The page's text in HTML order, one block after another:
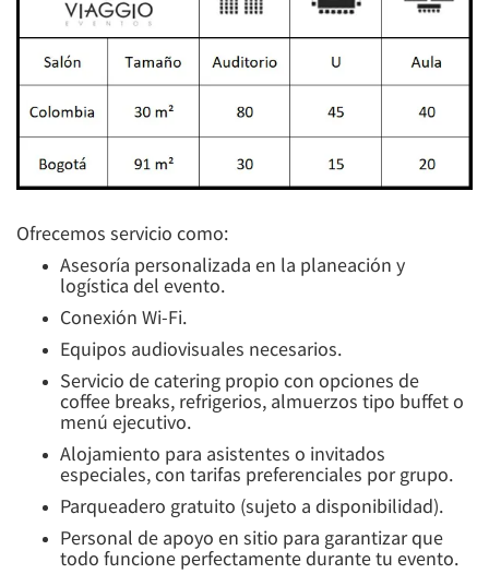
Ofrecemos servicio como:
Asesoría personalizada en la planeación y
logística del evento.
Conexión Wi-Fi.
Equipos audiovisuales necesarios.
Servicio de catering propio con opciones de
coffee breaks, refrigerios, almuerzos tipo buffet o
menú ejecutivo.
Alojamiento para asistentes o invitados
especiales, con tarifas preferenciales por grupo.
Parqueadero gratuito (sujeto a disponibilidad).
Personal de apoyo en sitio para garantizar que
todo funcione perfectamente durante tu evento.